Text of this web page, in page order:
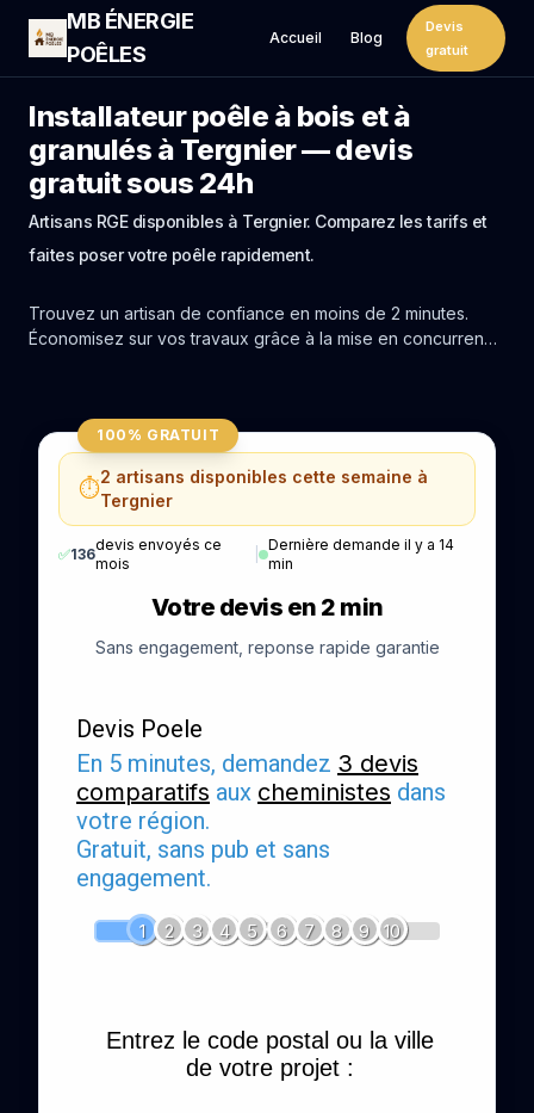
MB ÉNERGIE
POÊLES
Accueil Blog
Devis
gratuit
Installateur poêle à bois et à
granulés à Tergnier — devis
gratuit sous 24h
Artisans RGE disponibles à Tergnier. Comparez les tarifs et
faites poser votre poêle rapidement.
Trouvez un artisan de confiance en moins de 2 minutes.
Économisez sur vos travaux grâce à la mise en concurrence
100% GRATUIT
⏱️2 artisans disponibles cette semaine à
Tergnier
✅136
devis envoyés ce
mois
Dernière demande il y a 14
min
Votre devis en 2 min
Sans engagement, reponse rapide garantie
Devis Poele
En 5 minutes, demandez 3 devis
comparatifs aux cheministes dans
votre région.
Gratuit, sans pub et sans
engagement.
1 2 3 4 5 6 7 8 9 10
Entrez le code postal ou la ville
de votre projet :